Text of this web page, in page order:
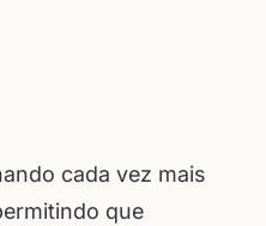
cada vez mais
que